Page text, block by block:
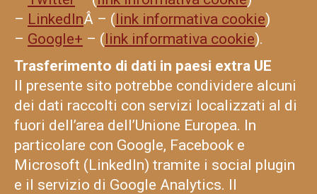
– LinkedInÂ – (link informativa cookie)
– Google+ – (link informativa cookie).
Trasferimento di dati in paesi extra UE
Il presente sito potrebbe condividere alcuni
dei dati raccolti con servizi localizzati al di
fuori dell’area dell’Unione Europea. In
particolare con Google, Facebook e
Microsoft (LinkedIn) tramite i social plugin
e il servizio di Google Analytics. Il